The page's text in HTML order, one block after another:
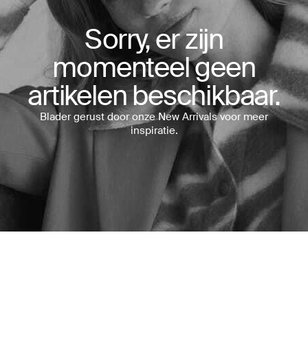
Sorry, er zijn
momenteel geen
artikelen beschikbaar.
Blader gerust door onze New Arrivals voor meer
inspiratie.